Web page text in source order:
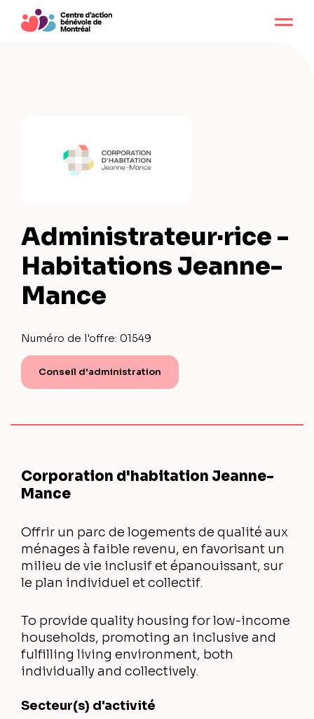
Administrateur·rice -
Habitations Jeanne-
Mance
Numéro de l'offre: 01549
Conseil d'administration
Corporation d'habitation Jeanne-
Mance
Offrir un parc de logements de qualité aux
ménages à faible revenu, en favorisant un
milieu de vie inclusif et épanouissant, sur
le plan individuel et collectif.
To provide quality housing for low-income
households, promoting an inclusive and
fulfilling living environment, both
individually and collectively.
Secteur(s) d'activité